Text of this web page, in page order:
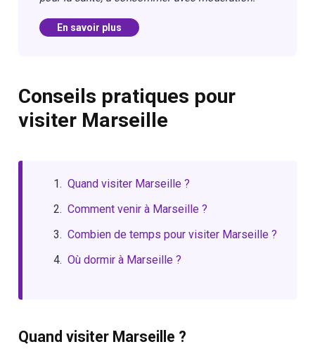
En savoir plus
Conseils pratiques pour
visiter Marseille
Quand visiter Marseille ?
Comment venir à Marseille ?
Combien de temps pour visiter Marseille ?
Où dormir à Marseille ?
Quand visiter Marseille ?